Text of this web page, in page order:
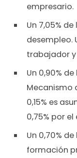
empresario.
Un 7,05%
desempleo.
trabajador y
Un 0,90%
Mecanismo
0,15% es
0,75% por
Un 0,70%
formación